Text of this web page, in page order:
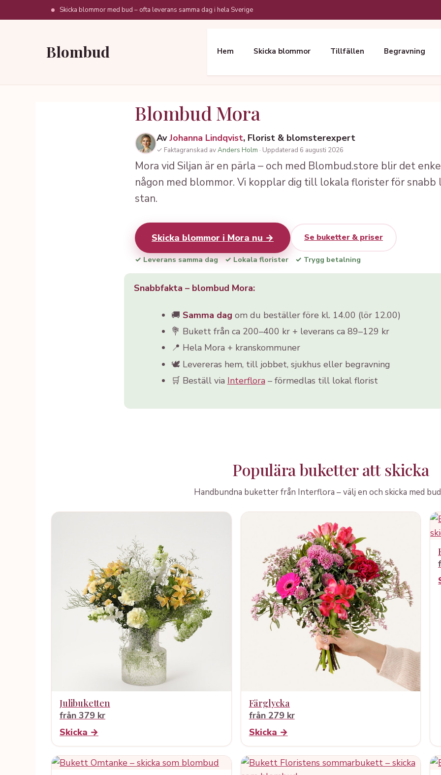
till
Skicka blommor med bud – ofta leverans samma dag i hela Sverige
Blombud Hem Skicka blommor Tillfällen Begravning
Blombud Mora
AvJohanna Lindqvist, Florist & blomsterexpert
✓ Faktagranskad avAnders Holm · Uppdaterad 6 augusti 2026
Mora vid Siljan är en pärla – och med Blombud.store blir det
någon med blommor. Vi kopplar dig till lokala florister för snabb
stan.
Skicka blommor i Mora nu → Se buketter & priser
✓ Leverans samma dag ✓ Lokala florister ✓ Trygg betalning
Snabbfakta – blombud Mora:
🚚 Samma dag om du beställer före kl. 14.00 (lör 12.00)
💐 Bukett från ca 200–400 kr + leverans ca 89–129 kr
📍 Hela Mora + kranskommuner
🕊️ Levereras hem, till jobbet, sjukhus eller begravning
🛒 Beställ via Interflora– förmedlas till lokal florist
Populära buketter att skicka
Handbundna buketter från Interflora – välj en och skicka med
Julibuketten
från 379 kr
Skicka →
Färglycka
från 279 kr
Skicka →